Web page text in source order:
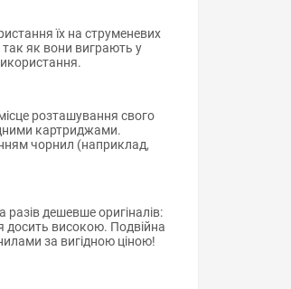
їх на струменевих
як вони виграють у
розташування свого
картриджами.
чорнил (наприклад,
дешевше оригіналів:
досить високою. Подвійна
за вигідною ціною!